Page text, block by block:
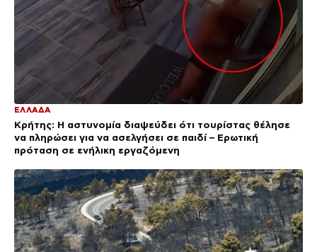
ΕΛΛΑΔΑ
Κρήτης: Η αστυνομία διαψεύδει ότι τουρίστας θέλησε
να πληρώσει για να ασελγήσει σε παιδί – Ερωτική
πρόταση σε ενήλικη εργαζόμενη